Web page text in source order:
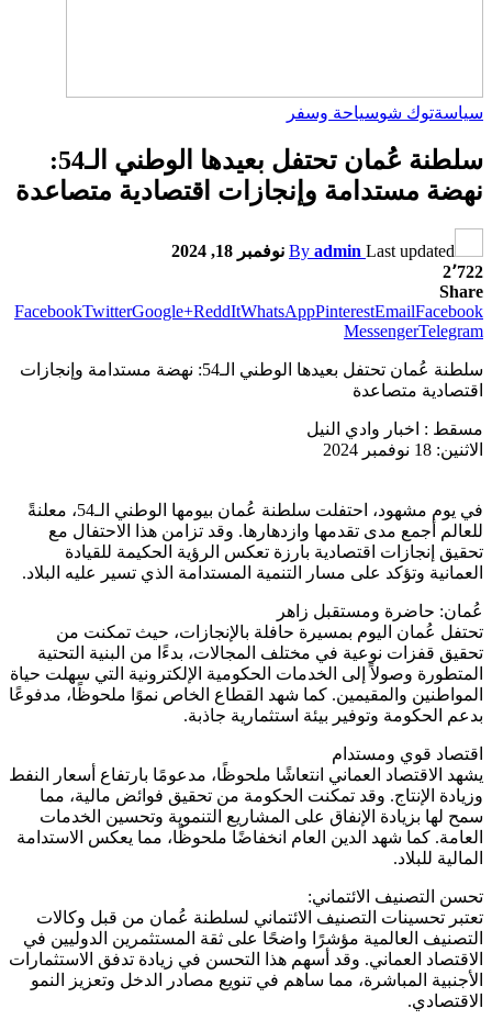
سياسةتوك شوسياحة وسفر
سلطنة عُمان تحتفل بعيدها الوطني الـ54:
نهضة مستدامة وإنجازات اقتصادية متصاعدة
By admin Last updated
نوفمبر 18, 2024
2٬722
Share
FacebookTwitterGoogle+ReddItWhatsAppPinterestEmailFacebook
MessengerTelegram
سلطنة عُمان تحتفل بعيدها الوطني الـ54: نهضة مستدامة وإنجازات
اقتصادية متصاعدة
مسقط : اخبار وادي النيل
الاثنين: 18 نوفمبر 2024
في يوم مشهود، احتفلت سلطنة عُمان بيومها الوطني الـ54، معلنةً
للعالم أجمع مدى تقدمها وازدهارها. وقد تزامن هذا الاحتفال مع
تحقيق إنجازات اقتصادية بارزة تعكس الرؤية الحكيمة للقيادة
العمانية وتؤكد على مسار التنمية المستدامة الذي تسير عليه البلاد.
عُمان: حاضرة ومستقبل زاهر
تحتفل عُمان اليوم بمسيرة حافلة بالإنجازات، حيث تمكنت من
تحقيق قفزات نوعية في مختلف المجالات، بدءًا من البنية التحتية
المتطورة وصولاً إلى الخدمات الحكومية الإلكترونية التي سهلت حياة
المواطنين والمقيمين. كما شهد القطاع الخاص نموًا ملحوظًا، مدفوعًا
بدعم الحكومة وتوفير بيئة استثمارية جاذبة.
اقتصاد قوي ومستدام
يشهد الاقتصاد العماني انتعاشًا ملحوظًا، مدعومًا بارتفاع أسعار النفط
وزيادة الإنتاج. وقد تمكنت الحكومة من تحقيق فوائض مالية، مما
سمح لها بزيادة الإنفاق على المشاريع التنموية وتحسين الخدمات
العامة. كما شهد الدين العام انخفاضًا ملحوظًا، مما يعكس الاستدامة
المالية للبلاد.
تحسن التصنيف الائتماني:
تعتبر تحسينات التصنيف الائتماني لسلطنة عُمان من قبل وكالات
التصنيف العالمية مؤشرًا واضحًا على ثقة المستثمرين الدوليين في
الاقتصاد العماني. وقد أسهم هذا التحسن في زيادة تدفق الاستثمارات
الأجنبية المباشرة، مما ساهم في تنويع مصادر الدخل وتعزيز النمو
الاقتصادي.